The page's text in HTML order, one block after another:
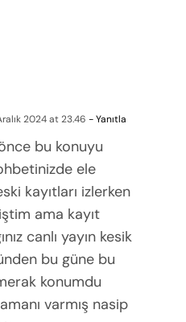
2024 at 23.46 - Yanıtla
bu konuyu
ele
kayıtları izlerken
ama kayıt
canlı yayın kesik
bu güne bu
konumdu
varmış nasip